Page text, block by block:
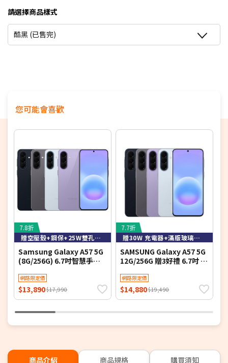
24期 $732 18家銀行/業者
厚度僅7.4mm，重量僅190克
Galaxy AI、IP68防塵防水
請選擇商品樣式
酷黑 (已售完)
您可能會喜歡
7.8折
贈空壓殼+鋼保+25W雙孔快充頭+掛繩+韓版包+支架+噴劑
Samsung Galaxy A57 5G
(8G/256G) 6.7吋智慧手機-
孔快充頭+掛繩+韓版包+指
環支架+噴劑
網路限定價
$13,890$17,990
7.7折
贈30W 充電器+滿版玻璃貼+保護殼
SAMSUNG Galaxy A57 5G
12G/256G 贈3好禮 6.7吋 智
網路限定價
$14,880$19,490
商品介紹 商品規格 購買須知